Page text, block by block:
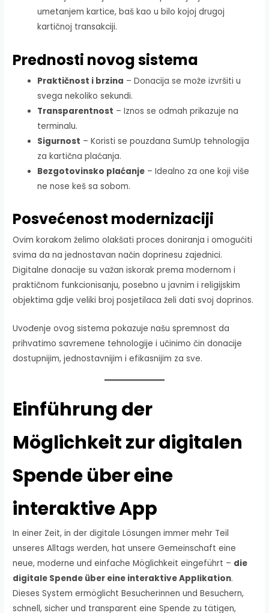
umetanjem kartice, baš kao u bilo kojoj drugoj
kartičnoj transakciji.
Prednosti novog sistema
Praktičnost i brzina – Donacija se može izvršiti u
svega nekoliko sekundi.
Transparentnost – Iznos se odmah prikazuje na
terminalu.
Sigurnost – Koristi se pouzdana SumUp tehnologija
za kartična plaćanja.
Bezgotovinsko plaćanje – Idealno za one koji više
ne nose keš sa sobom.
Posvećenost modernizaciji
Ovim korakom želimo olakšati proces doniranja i omogućiti
svima da na jednostavan način doprinesu zajednici.
Digitalne donacije su važan iskorak prema modernom i
praktičnom funkcionisanju, posebno u javnim i religijskim
objektima gdje veliki broj posjetilaca želi dati svoj doprinos.
Uvođenje ovog sistema pokazuje našu spremnost da
prihvatimo savremene tehnologije i učinimo čin donacije
dostupnijim, jednostavnijim i efikasnijim za sve.
Einführung der
Möglichkeit zur digitalen
Spende über eine
interaktive App
In einer Zeit, in der digitale Lösungen immer mehr Teil
unseres Alltags werden, hat unsere Gemeinschaft eine
neue, moderne und einfache Möglichkeit eingeführt – die
digitale Spende über eine interaktive Applikation.
Dieses System ermöglicht Besucherinnen und Besuchern,
schnell, sicher und transparent eine Spende zu tätigen,